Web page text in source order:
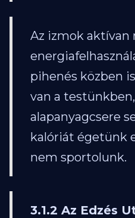
Az izmok aktívan
pihenés közben
van a
alapanyagcsere
kalóriát égetünk
nem sportolunk.
3.1.2 Az Edzés